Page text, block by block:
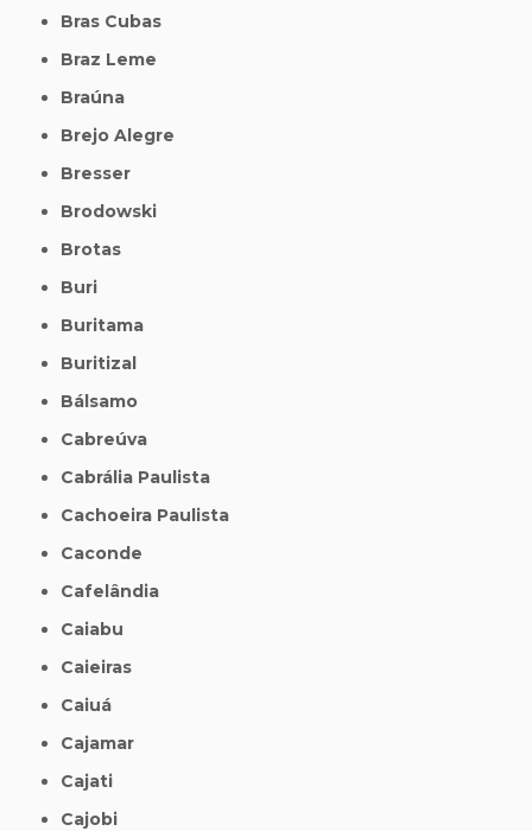
Bras Cubas
Braz Leme
Braúna
Brejo Alegre
Bresser
Brodowski
Brotas
Buri
Buritama
Buritizal
Bálsamo
Cabreúva
Cabrália Paulista
Cachoeira Paulista
Caconde
Cafelândia
Caiabu
Caieiras
Caiuá
Cajamar
Cajati
Cajobi